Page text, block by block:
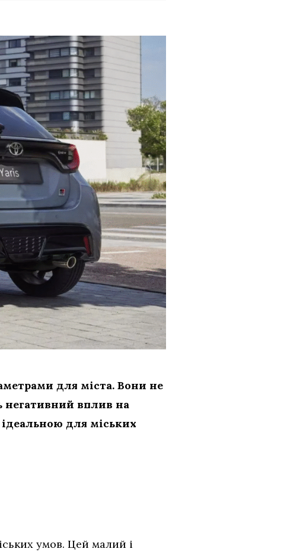
для міста. Вони не
вплив на
ідеальною для міських
умов. Цей малий і